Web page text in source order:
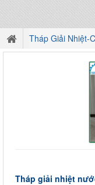
Tháp Giải Nhiệt-
Tháp giải nhiệt